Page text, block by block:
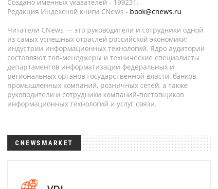
Создано именных указателей - 199231.
Редакция Индексной книги CNews - book@cnews.ru
Читатели CNews — это руководители и сотрудники одной
из самых успешных отраслей российской экономики:
индустрии информационных технологий. Ядро аудитории
составляют топ-менеджеры и технические специалисты
департаментов информатизации федеральных и
региональных органов государственной власти, банков,
промышленных компаний, розничных сетей, а также
руководители и сотрудники компаний-поставщиков
информационных технологий и услуг связи.
CNEWSMARKET